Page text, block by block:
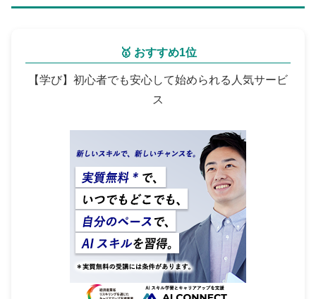
🥇 おすすめ1位
【学び】初心者でも安心して始められる人気サービ
ス